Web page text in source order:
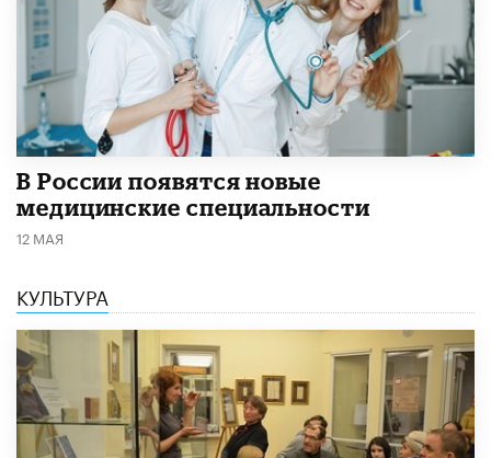
В России появятся новые
медицинские специальности
12 МАЯ
КУЛЬТУРА